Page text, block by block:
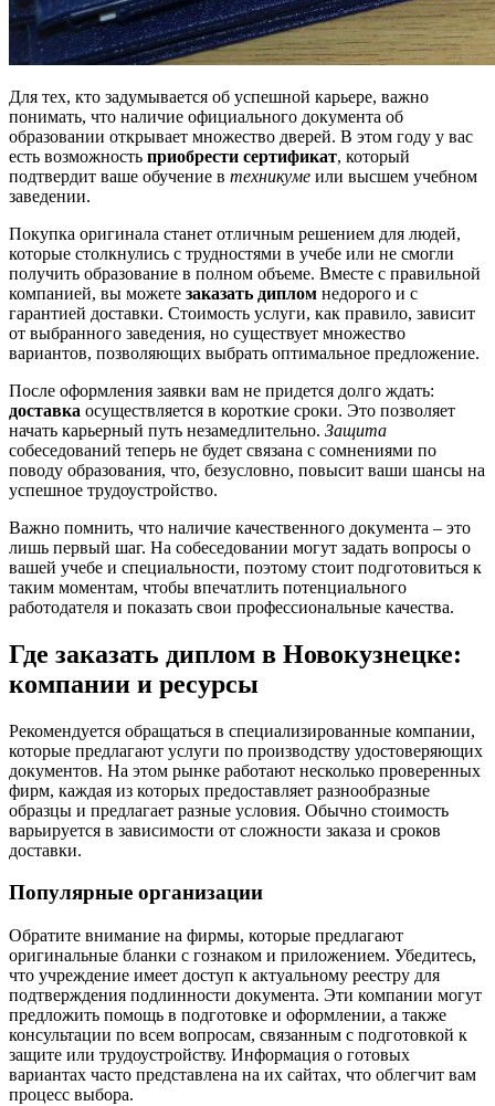
Для тех, кто задумывается об успешной карьере, важно
понимать, что наличие официального документа об
образовании открывает множество дверей. В этом году у вас
есть возможность приобрести сертификат, который
подтвердит ваше обучение в техникуме или высшем учебном
заведении.
Покупка оригинала станет отличным решением для людей,
которые столкнулись с трудностями в учебе или не смогли
получить образование в полном объеме. Вместе с правильной
компанией, вы можете заказать диплом недорого и с
гарантией доставки. Стоимость услуги, как правило, зависит
от выбранного заведения, но существует множество
вариантов, позволяющих выбрать оптимальное предложение.
После оформления заявки вам не придется долго ждать:
доставка осуществляется в короткие сроки. Это позволяет
начать карьерный путь незамедлительно. Защита
собеседований теперь не будет связана с сомнениями по
поводу образования, что, безусловно, повысит ваши шансы на
успешное трудоустройство.
Важно помнить, что наличие качественного документа – это
лишь первый шаг. На собеседовании могут задать вопросы о
вашей учебе и специальности, поэтому стоит подготовиться к
таким моментам, чтобы впечатлить потенциального
работодателя и показать свои профессиональные качества.
Где заказать диплом в Новокузнецке:
компании и ресурсы
Рекомендуется обращаться в специализированные компании,
которые предлагают услуги по производству удостоверяющих
документов. На этом рынке работают несколько проверенных
фирм, каждая из которых предоставляет разнообразные
образцы и предлагает разные условия. Обычно стоимость
варьируется в зависимости от сложности заказа и сроков
доставки.
Популярные организации
Обратите внимание на фирмы, которые предлагают
оригинальные бланки с гознаком и приложением. Убедитесь,
что учреждение имеет доступ к актуальному реестру для
подтверждения подлинности документа. Эти компании могут
предложить помощь в подготовке и оформлении, а также
консультации по всем вопросам, связанным с подготовкой к
защите или трудоустройству. Информация о готовых
вариантах часто представлена на их сайтах, что облегчит вам
процесс выбора.